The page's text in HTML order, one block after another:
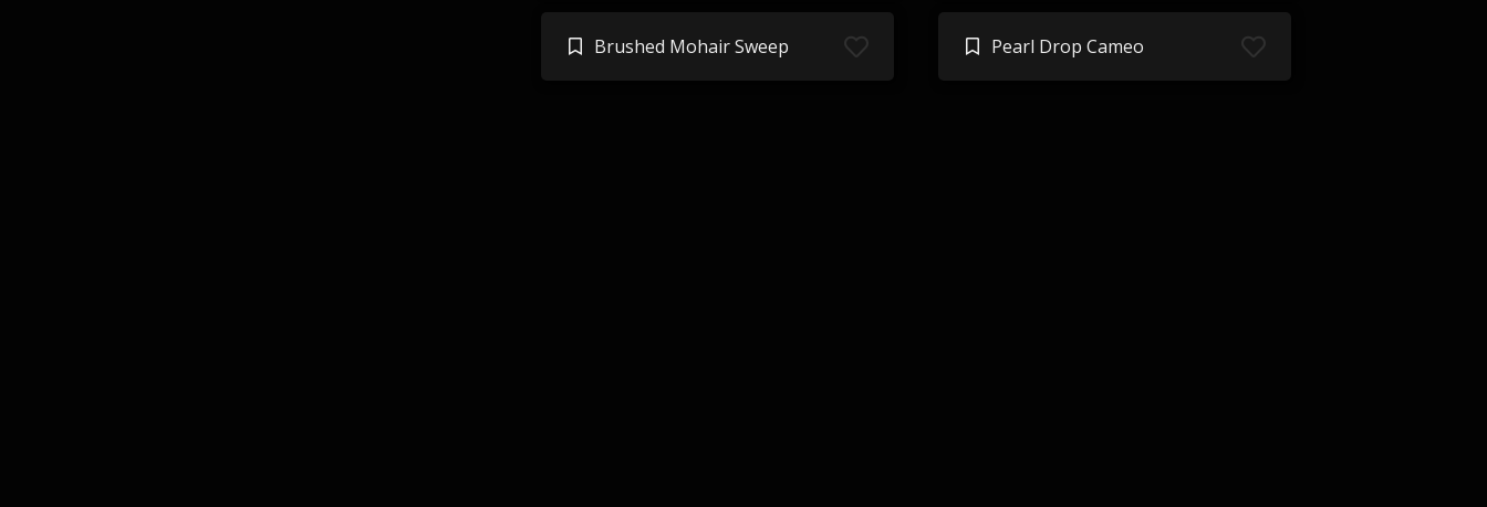
Brushed Mohair Sweep Pearl Drop Cameo